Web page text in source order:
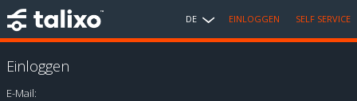
DE EINLOGGEN SELF SERVICE
Einloggen
E-Mail: